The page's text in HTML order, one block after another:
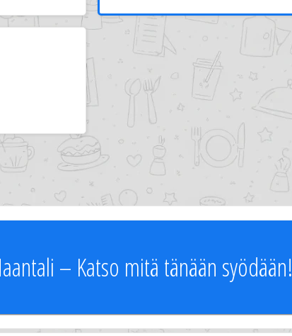
– Katso mitä tänään syödään!